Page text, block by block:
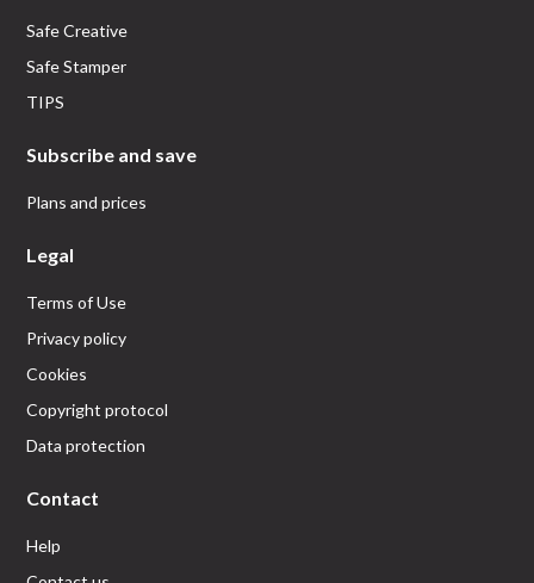
Safe Creative
Safe Stamper
TIPS
Subscribe and save
Plans and prices
Legal
Terms of Use
Privacy policy
Cookies
Copyright protocol
Data protection
Contact
Help